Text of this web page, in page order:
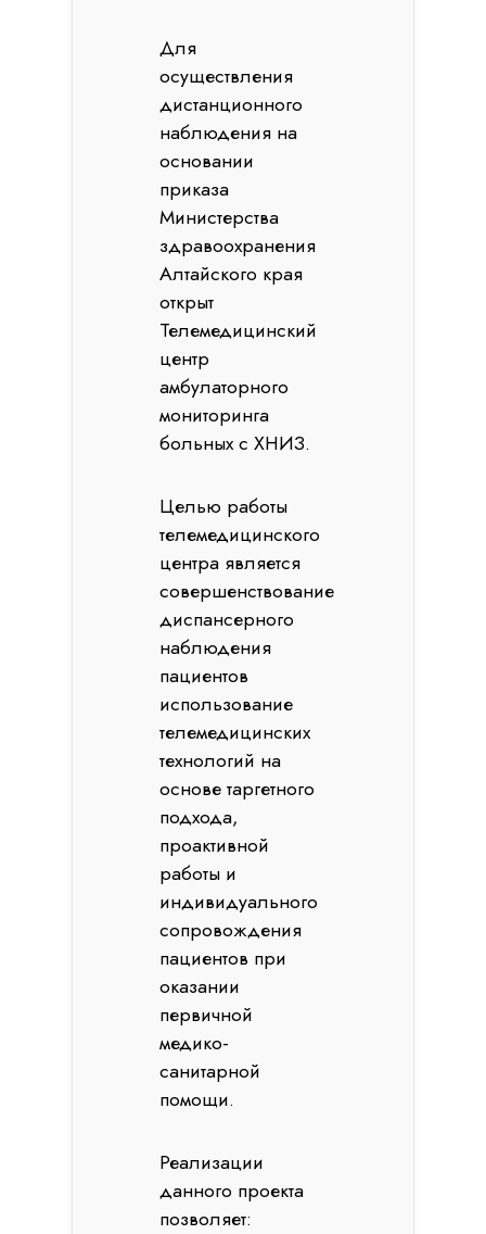
Для
осуществления
дистанционного
наблюдения на
основании
приказа
Министерства
здравоохранения
Алтайского края
открыт
Телемедицинский
центр
амбулаторного
мониторинга
больных с ХНИЗ.
Целью работы
телемедицинского
центра является
совершенствование
диспансерного
наблюдения
пациентов
использование
телемедицинских
технологий на
основе таргетного
подхода,
проактивной
работы и
индивидуального
сопровождения
пациентов при
оказании
первичной
медико-
санитарной
помощи.
Реализации
данного проекта
позволяет: